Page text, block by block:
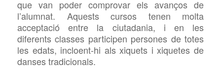
que van poder comprovar els avanços de
l’alumnat. Aquests cursos tenen molta
acceptació entre la ciutadania, i en les
diferents classes participen persones de totes
les edats, incloent-hi als xiquets i xiquetes de
danses tradicionals.